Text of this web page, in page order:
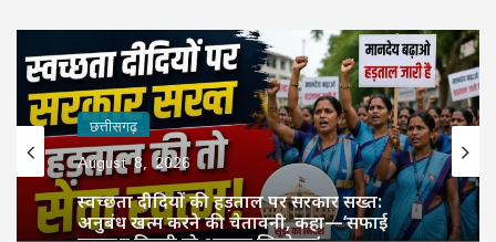
छत्तीसगढ़
August 8, 2026
स्वच्छता दीदियों की हड़ताल पर सरकार सख्त:
अनुबंध खत्म करने की चेतावनी, कहा—‘सफाई
व्यवस्था बिगड़ी तो अफसर जिम्मेदार’